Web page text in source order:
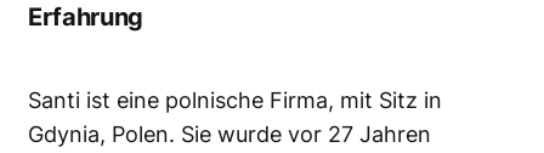
Erfahrung
Santi ist eine polnische Firma, mit Sitz in
Gdynia, Polen. Sie wurde vor 27 Jahren